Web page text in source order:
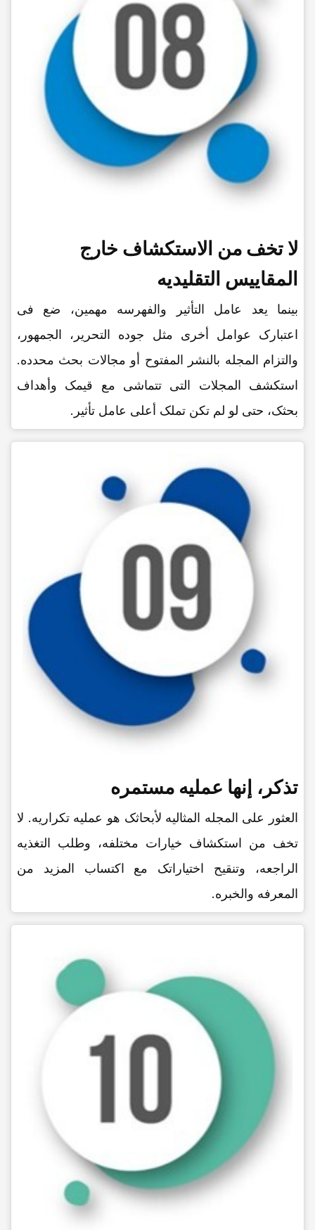
لا تخف من الاستکشاف خارج
المقاییس التقلیدیه
بینما یعد عامل التأثیر والفهرسه مهمین، ضع فی
اعتبارک عوامل أخرى مثل جوده التحریر، الجمهور،
والتزام المجله بالنشر المفتوح أو مجالات بحث محدده.
استکشف المجلات التی تتماشى مع قیمک وأهداف
بحثک، حتى لو لم تکن تملک أعلى عامل تأثیر.
تذکر، إنها عملیه مستمره
العثور على المجله المثالیه لأبحاثک هو عملیه تکراریه. لا
تخف من استکشاف خیارات مختلفه، وطلب التغذیه
الراجعه، وتنقیح اختیاراتک مع اکتساب المزید من
المعرفه والخبره.